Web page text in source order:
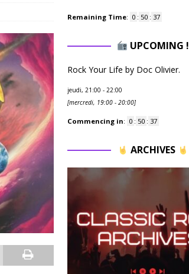
Remaining Time: 0 : 50 : 36
UPCOMING !
Rock Your Life by Doc Olivier.
jeudi, 21:00 - 22:00
[mercredi, 19:00 - 20:00]
Commencing in: 0 : 50 : 36
ARCHIVES